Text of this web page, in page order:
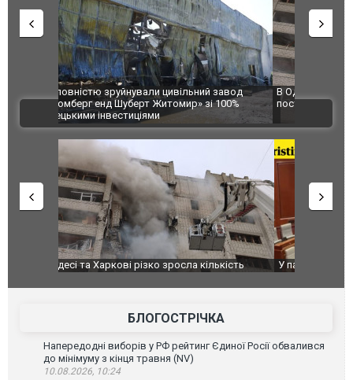
В Одесі та Харкові різко зросла кількість
постраждалих від обстрілу РФ
Ворог
двоє
після
ВІДЕО
У парламенті Косово прем'єра закидали яйцями
Приїхав
до
зіркового
БЛОГОСТРІЧКА
Напередодні виборів у РФ рейтинг Єдиної Росії обвалився
до мінімуму з кінця травня (NV)
10.08.2026, 10:24